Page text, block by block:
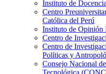
Instituto de
Centro
Católica del Perú
Instituto de Opinión
Centro de
Centro de
Políticas y
Consejo Nacional
Tecnológica